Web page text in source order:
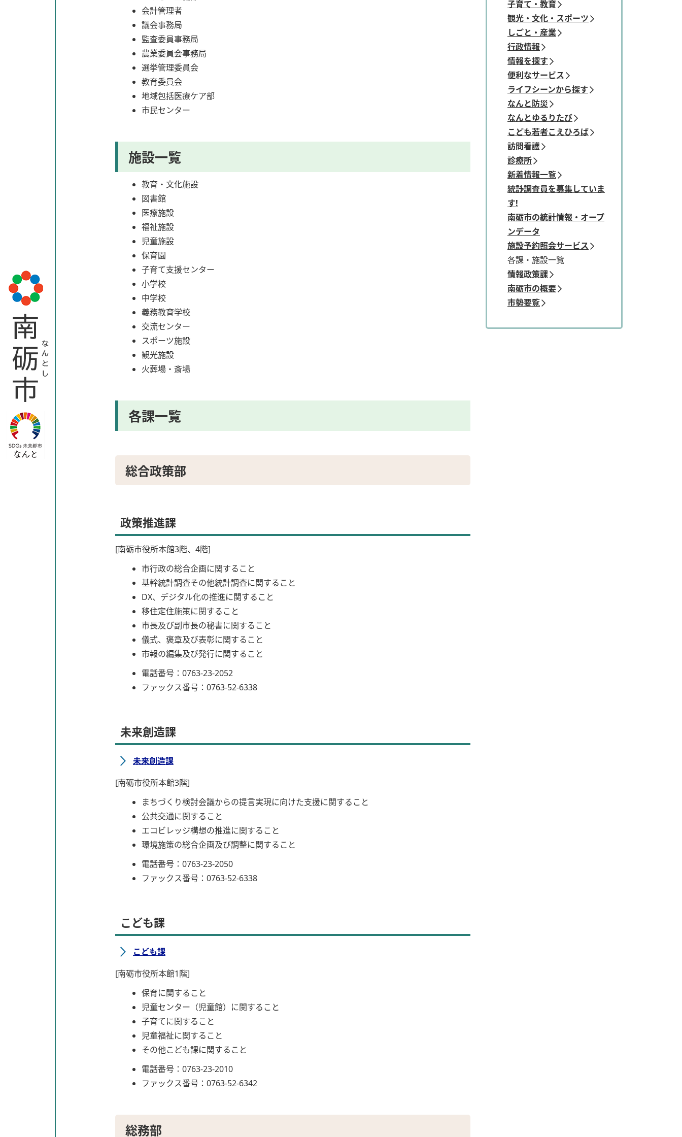
会計管理者
議会事務局
監査委員事務局
農業委員会事務局
選挙管理委員会
教育委員会
地域包括医療ケア部
市民センター
施設一覧
教育・文化施設
図書館
医療施設
福祉施設
児童施設
保育園
子育て支援センター
小学校
中学校
義務教育学校
交流センター
スポーツ施設
観光施設
火葬場・斎場
各課一覧
総合政策部
政策推進課
[南砺市役所本館3階、4階]
市行政の総合企画に関すること
基幹統計調査その他統計調査に関すること
DX、デジタル化の推進に関すること
移住定住施策に関すること
市長及び副市長の秘書に関すること
儀式、褒章及び表彰に関すること
市報の編集及び発行に関すること
電話番号：0763-23-2052
ファックス番号：0763-52-6338
未来創造課
未来創造課
[南砺市役所本館3階]
まちづくり検討会議からの提言実現に向けた支援に関すること
公共交通に関すること
エコビレッジ構想の推進に関すること
環境施策の総合企画及び調整に関すること
電話番号：0763-23-2050
ファックス番号：0763-52-6338
こども課
こども課
[南砺市役所本館1階]
保育に関すること
児童センター（児童館）に関すること
子育てに関すること
児童福祉に関すること
その他こども課に関すること
電話番号：0763-23-2010
ファックス番号：0763-52-6342
総務部
子育て・教育
観光・文化・スポーツ
しごと・産業
行政情報
情報を探す
便利なサービス
ライフシーンから探す
なんと防災
なんとゆるりたび
こども若者こえひろば
訪問看護
診療所
新着情報一覧
統計調査員を募集していま
す!
南砺市の統計情報・オープ
ンデータ
施設予約照会サービス
各課・施設一覧
情報政策課
南砺市の概要
市勢要覧